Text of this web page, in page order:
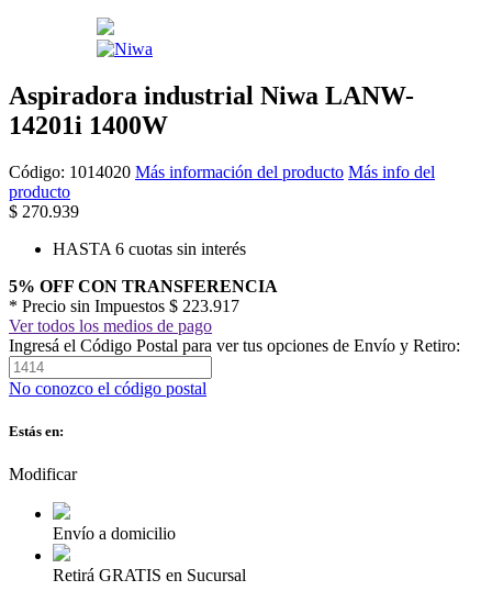
Aspiradora industrial Niwa LANW-
14201i 1400W
Código: 1014020 Más información del producto Más info del
producto
$ 270.939
HASTA 6 cuotas sin interés
5% OFF CON TRANSFERENCIA
* Precio sin Impuestos $ 223.917
Ver todos los medios de pago
Ingresá el Código Postal para ver tus opciones de Envío y Retiro:
No conozco el código postal
Estás en:
Modificar
Envío a domicilio
Retirá GRATIS en Sucursal